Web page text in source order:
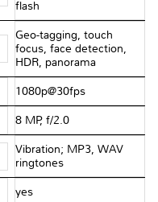
flash
Geo-tagging, touch
focus, face detection,
HDR, panorama
1080p@30fps
8 MP, f/2.0
Vibration; MP3, WAV
ringtones
yes